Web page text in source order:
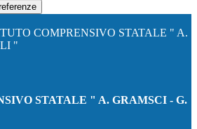
COMPRENSIVO STATALE " A.
"
STATALE " A. GRAMSCI - G.